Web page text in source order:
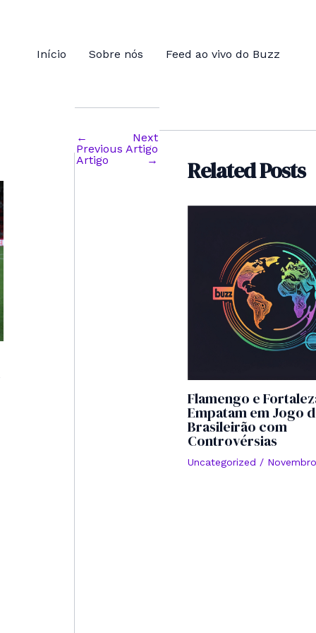
Início Sobre nós Feed ao vivo do Buzz
Post
navigation
←
Previous
Artigo
Next
Artigo
→
Related Posts
Flamengo e
Empatam em Jogo
Brasileirão com
Controvérsias
Uncategorized /